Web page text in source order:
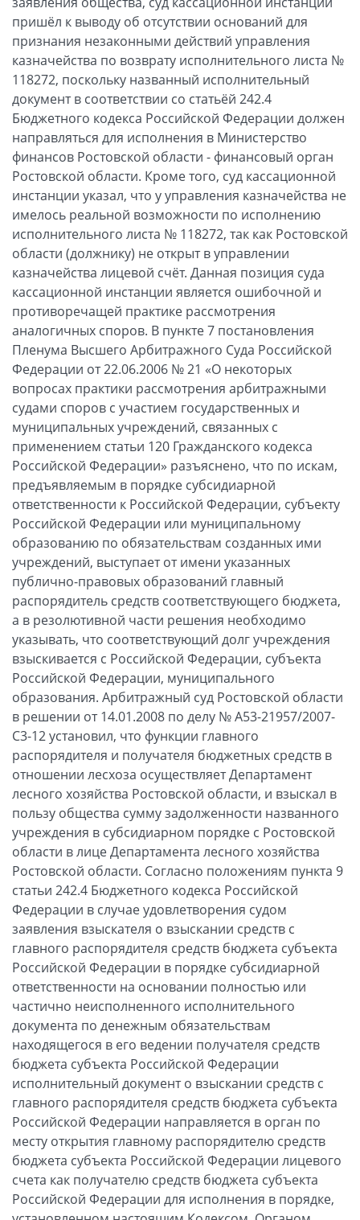
пришёл к выводу об отсутствии оснований для
признания незаконными действий управления
казначейства по возврату исполнительного листа №
118272, поскольку названный исполнительный
документ в соответствии со статьёй 242.4
Бюджетного кодекса Российской Федерации должен
направляться для исполнения в Министерство
финансов Ростовской области - финансовый орган
Ростовской области. Кроме того, суд кассационной
инстанции указал, что у управления казначейства не
имелось реальной возможности по исполнению
исполнительного листа № 118272, так как Ростовской
области (должнику) не открыт в управлении
казначейства лицевой счёт. Данная позиция суда
кассационной инстанции является ошибочной и
противоречащей практике рассмотрения
аналогичных споров. В пункте 7 постановления
Пленума Высшего Арбитражного Суда Российской
Федерации от 22.06.2006 № 21 «О некоторых
вопросах практики рассмотрения арбитражными
судами споров с участием государственных и
муниципальных учреждений, связанных с
применением статьи 120 Гражданского кодекса
Российской Федерации» разъяснено, что по искам,
предъявляемым в порядке субсидиарной
ответственности к Российской Федерации, субъекту
Российской Федерации или муниципальному
образованию по обязательствам созданных ими
учреждений, выступает от имени указанных
публично-правовых образований главный
распорядитель средств соответствующего бюджета,
а в резолютивной части решения необходимо
указывать, что соответствующий долг учреждения
взыскивается с Российской Федерации, субъекта
Российской Федерации, муниципального
образования. Арбитражный суд Ростовской области
в решении от 14.01.2008 по делу № А53-21957/2007-
С3-12 установил, что функции главного
распорядителя и получателя бюджетных средств в
отношении лесхоза осуществляет Департамент
лесного хозяйства Ростовской области, и взыскал в
пользу общества сумму задолженности названного
учреждения в субсидиарном порядке с Ростовской
области в лице Департамента лесного хозяйства
Ростовской области. Согласно положениям пункта 9
статьи 242.4 Бюджетного кодекса Российской
Федерации в случае удовлетворения судом
заявления взыскателя о взыскании средств с
главного распорядителя средств бюджета субъекта
Российской Федерации в порядке субсидиарной
ответственности на основании полностью или
частично неисполненного исполнительного
документа по денежным обязательствам
находящегося в его ведении получателя средств
бюджета субъекта Российской Федерации
исполнительный документ о взыскании средств с
главного распорядителя средств бюджета субъекта
Российской Федерации направляется в орган по
месту открытия главному распорядителю средств
бюджета субъекта Российской Федерации лицевого
счета как получателю средств бюджета субъекта
Российской Федерации для исполнения в порядке,